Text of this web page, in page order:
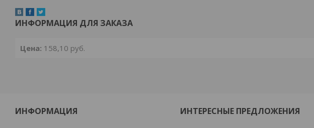
ИНФОРМАЦИЯ ДЛЯ ЗАКАЗА
Цена: 158,10 руб.
ИНФОРМАЦИЯ ИНТЕРЕСНЫЕ ПРЕДЛОЖЕНИЯ